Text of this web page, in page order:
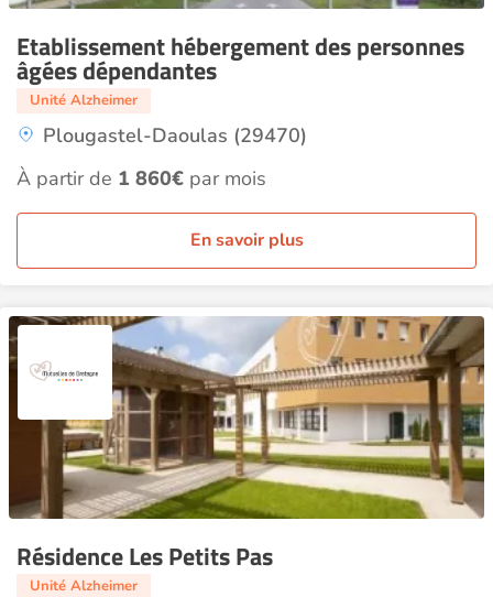
Etablissement hébergement des personnes
âgées dépendantes
Unité Alzheimer
Plougastel-Daoulas (29470)
À partir de 1 860€ par mois
En savoir plus
Résidence Les Petits Pas
Unité Alzheimer